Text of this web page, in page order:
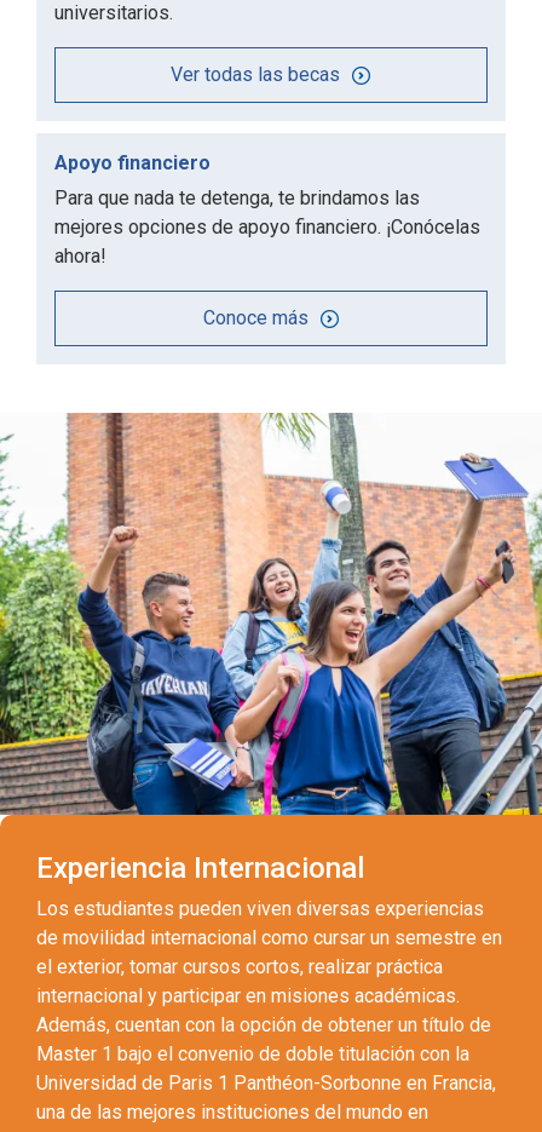
universitarios.
Ver todas las becas
Apoyo financiero
Para que nada te detenga, te brindamos las
mejores opciones de apoyo financiero. ¡Conócelas
ahora!
Conoce más
Experiencia Internacional
Los estudiantes pueden viven diversas experiencias
de movilidad internacional como cursar un semestre en
el exterior, tomar cursos cortos, realizar práctica
internacional y participar en misiones académicas.
Además, cuentan con la opción de obtener un título de
Master 1 bajo el convenio de doble titulación con la
Universidad de Paris 1 Panthéon-Sorbonne en Francia,
una de las mejores instituciones del mundo en